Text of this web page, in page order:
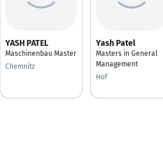
YASH PATEL
Maschinenbau Master
Chemnitz
Yash Patel
Masters in General
Management
Hof